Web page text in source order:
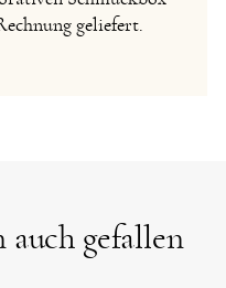
geliefert.
auch gefallen